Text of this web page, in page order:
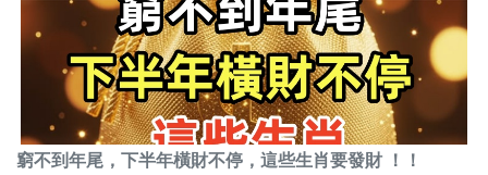
窮不到年尾，下半年橫財不停，這些生肖要發財 ！！